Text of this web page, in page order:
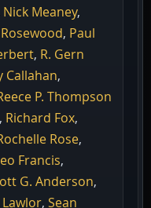
Nick Meaney,
, Paul
, R. Gern
Callahan,
P. Thompson
, Richard Fox,
Rose,
Francis,
G. Anderson,
Lawlor, Sean